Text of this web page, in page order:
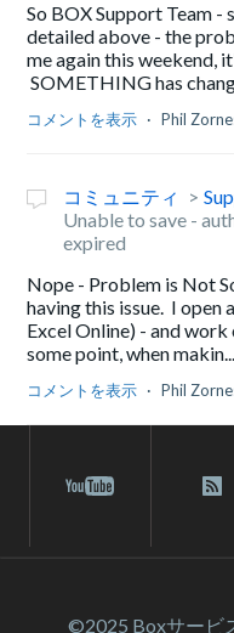
So BOX Support Team -
detailed above - the
me again this weekend,
SOMETHING has
コメントを表示 Phil
コミュニティ
Unable to save -
expired
Nope - Problem is Not
having this issue. I
Excel Online) - and
some point, when makin...
コメントを表示 Phil
©2025 Boxサービ